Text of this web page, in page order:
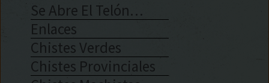
Se Abre El Telón…
Enlaces
Chistes Verdes
Chistes Provinciales